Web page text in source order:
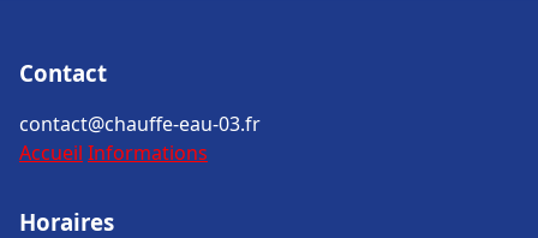
Contact
contact@chauffe-eau-03.fr
Accueil Informations
Horaires